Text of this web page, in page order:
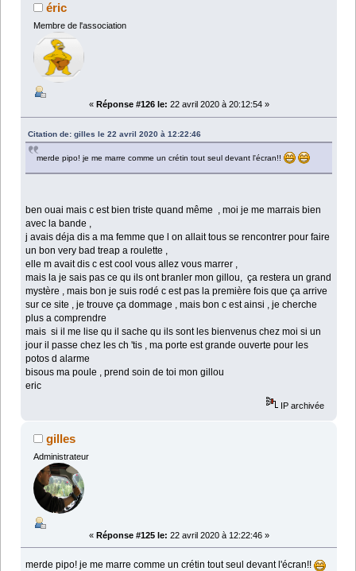
éric
Membre de l'association
« Réponse #126 le: 22 avril 2020 à 20:12:54 »
Citation de: gilles le 22 avril 2020 à 12:22:46
merde pipo! je me marre comme un crétin tout seul devant l'écran!!
ben ouai mais c est bien triste quand même , moi je me marrais bien
avec la bande ,
j avais déja dis a ma femme que l on allait tous se rencontrer pour faire
un bon very bad treap a roulette ,
elle m avait dis c est cool vous allez vous marrer ,
mais la je sais pas ce qu ils ont branler mon gillou, ça restera un grand
mystère , mais bon je suis rodé c est pas la première fois que ça arrive
sur ce site , je trouve ça dommage , mais bon c est ainsi , je cherche
plus a comprendre
mais si il me lise qu il sache qu ils sont les bienvenus chez moi si un
jour il passe chez les ch 'tis , ma porte est grande ouverte pour les
potos d alarme
bisous ma poule , prend soin de toi mon gillou
eric
IP archivée
gilles
Administrateur
« Réponse #125 le: 22 avril 2020 à 12:22:46 »
merde pipo! je me marre comme un crétin tout seul devant l'écran!!